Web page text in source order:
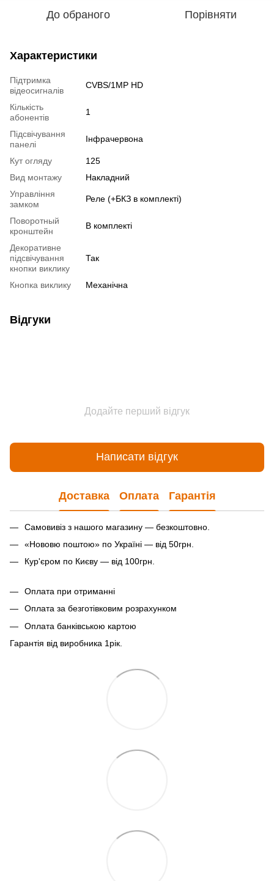
До обраного Порівняти
Характеристики
Підтримка
відеосигналів
CVBS/1MP HD
Кількість
абонентів
1
Підсвічування
панелі
Інфрачервона
Кут огляду
125
Вид монтажу
Накладний
Управління
замком
Реле (+БКЗ в комплекті)
Поворотный
кронштейн
В комплекті
Декоративне
підсвічування
кнопки виклику
Так
Кнопка виклику Механічна
Відгуки
Додайте перший відгук
Написати відгук
Доставка Оплата Гарантія
Самовивіз з нашого магазину — безкоштовно.
«Нововю поштою» по Україні — від 50грн.
Кур'єром по Києву — від 100грн.
Оплата при отриманні
Оплата за безготівковим розрахунком
Оплата банківською картою
Гарантія від виробника 1рiк.